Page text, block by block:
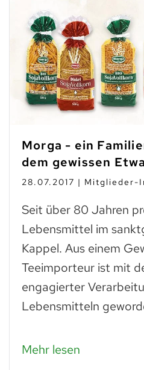
Morga - ein
dem gewissen
28.07.2017 | Mitglieder-
Seit über 80 Jahren
Lebensmittel im
Kappel. Aus einem
Teeimporteur ist mit
engagierter
Lebensmitteln
Mehr lesen